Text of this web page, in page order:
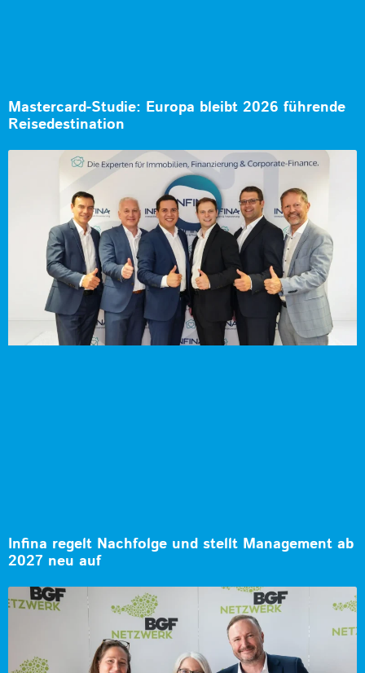
Mastercard-Studie: Europa bleibt 2026 führende
Reisedestination
Infina regelt Nachfolge und stellt Management ab
2027 neu auf